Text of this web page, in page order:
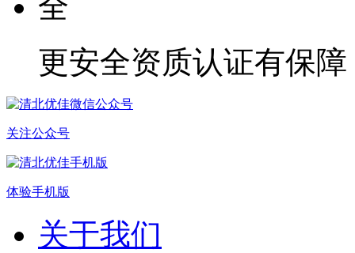
更安全资质认证有保障
关注公众号
体验手机版
关于我们